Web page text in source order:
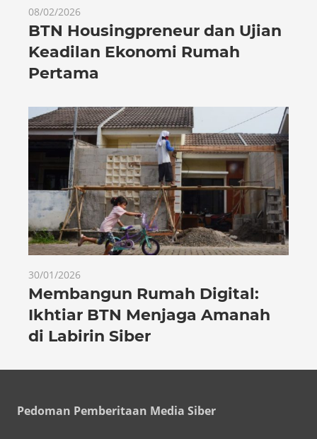
08/02/2026
BTN Housingpreneur dan Ujian
Keadilan Ekonomi Rumah
Pertama
30/01/2026
Membangun Rumah Digital:
Ikhtiar BTN Menjaga Amanah
di Labirin Siber
Pedoman Pemberitaan Media Siber